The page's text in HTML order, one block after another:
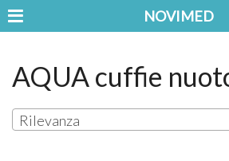
NOVIMED
AQUA cuffie
Rilevanza